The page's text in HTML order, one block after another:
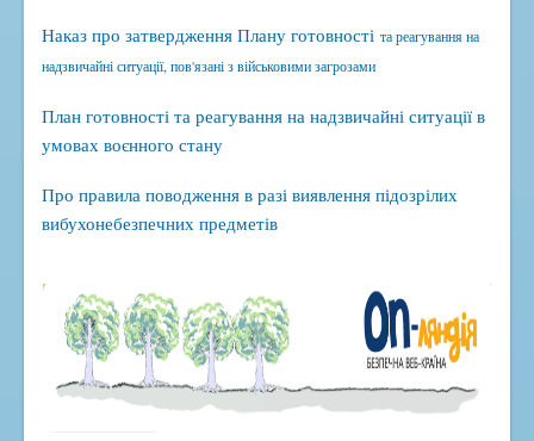
Наукова діяльність
Виховна робота
Антибулінгова політика
Спортивно-масовий проєкт "Пліч-о-Пліч"
Бібліотека
Наші досягнення
Призери МАН
Медалісти
Соціалізація
Наказ про затвердження Плану готовності та реагування на
надзвичайні ситуації, пов'язані з військовими загрозами
План готовності та реагування на надзвичайні ситуації в
умовах воєнного стану
Про правила поводження в разі виявлення підозрілих
вибухонебезпечних предметів